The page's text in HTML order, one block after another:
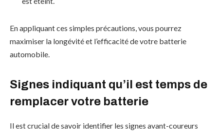
En appliquant ces simples précautions, vous pourrez
maximiser la longévité et l’efficacité de votre batterie
automobile.
Signes indiquant qu’il est temps de
remplacer votre batterie
Il est crucial de savoir identifier les signes avant-coureurs